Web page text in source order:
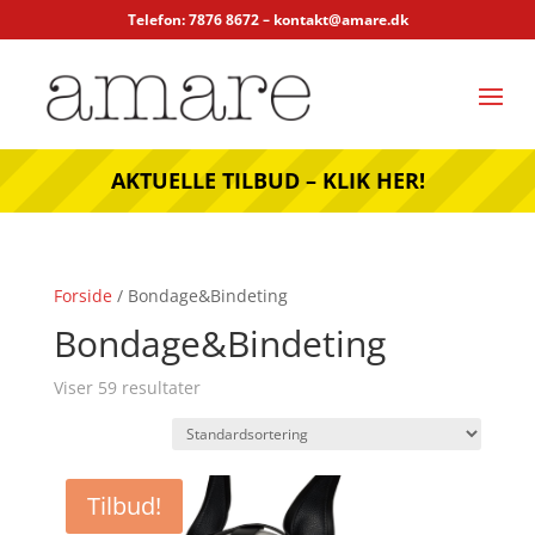
Telefon: 7876 8672 – kontakt@amare.dk
AKTUELLE TILBUD – KLIK HER!
Forside/ Bondage&Bindeting
Bondage&Bindeting
Viser 59 resultater
Tilbud!